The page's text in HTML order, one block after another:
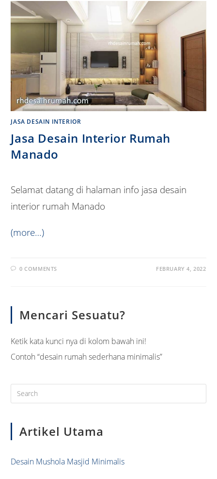
JASA DESAIN INTERIOR
Jasa Desain Interior Rumah
Manado
Selamat datang di halaman info jasa desain
interior rumah Manado
(more…)
0 COMMENTS FEBRUARY 4, 2022
Mencari Sesuatu?
Ketik kata kunci nya di kolom bawah ini!
Contoh “desain rumah sederhana minimalis”
Artikel Utama
Desain Mushola Masjid Minimalis